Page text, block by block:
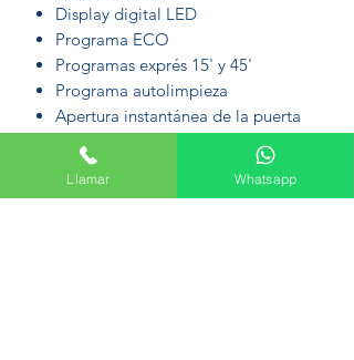
Display digital LED
Programa ECO
Programas exprés 15' y 45'
Programa autolimpieza
Apertura instantánea de la puerta
Puerta gigante
Selector de temperatura
Llamar Whatsapp